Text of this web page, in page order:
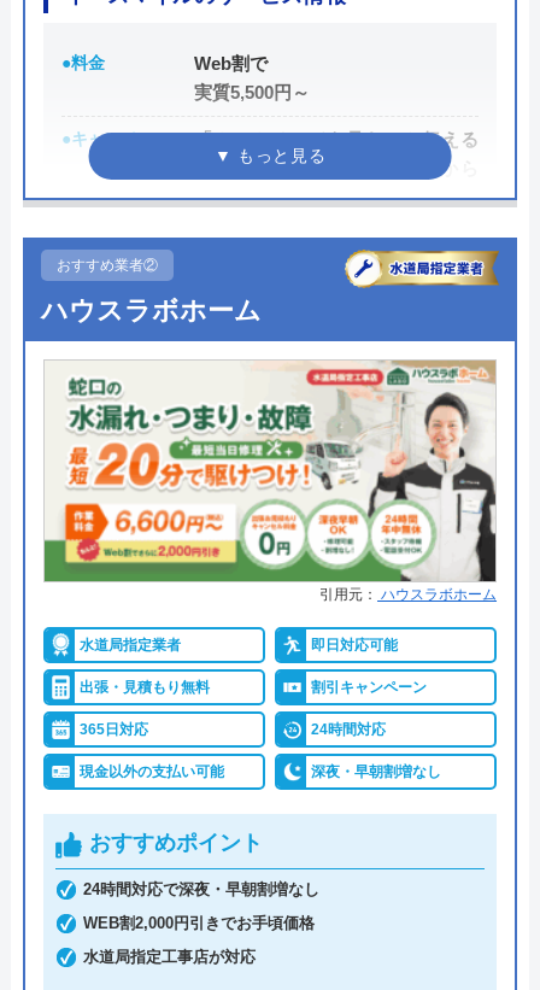
●料金
Web割で
実質5,500円～
●キャンペーン
「ホームページを見た」と伝える
だけで、WEB割で作業料金から
3,000円割引！
●駆けつけ時間 最短20分
●定休日 年中無休
●出張見積もり 出張・見積もり無料
●支払い方法
現金、銀行振込、モバイル、後払
い決済、クレジットカード
●累計実績
年間25万件、累計500万件の修理交
換実績
●保証・保険
工事保証12年・商品保証10年(最
詳細は公式HPでご確認ください
イースマイルがおすすめの理由
イースマイルは対応する自治体で適切な工事ができ
ると認められている水道局指定業者です。
土日祝日・深夜早朝含む24時間365日、いつ相談し
ても割増料金がかからず、作業が始まるまでは一切
費用がかからないかなり信頼できる業者です。
おすすめ業者②
ハウスラボホーム
引用元： ハウスラボホーム
水道局指定業者 即日対応可能
出張・見積もり無料 割引キャンペーン
365日対応 24時間対応
現金以外の支払い可能 深夜・早朝割増なし
おすすめポイント
24時間対応で深夜・早朝割増なし
WEB割2,000円引きでお手頃価格
水道局指定工事店が対応